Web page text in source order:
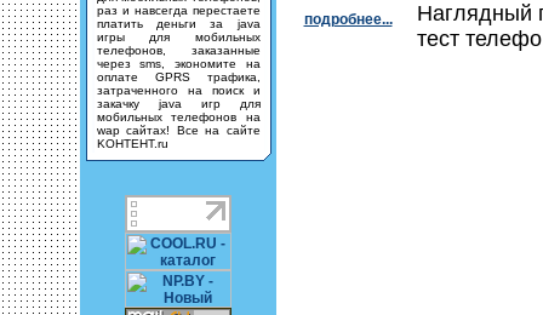
раз и навсегда перестаете
платить деньги за java
игры для мобильных
телефонов, заказанные
через sms, экономите на
оплате GPRS трафика,
затраченного на поиск и
закачку java игр для
мобильных телефонов на
wap сайтах! Все на сайте
KOHTEHT.ru
подробнее...
Наглядный
тест